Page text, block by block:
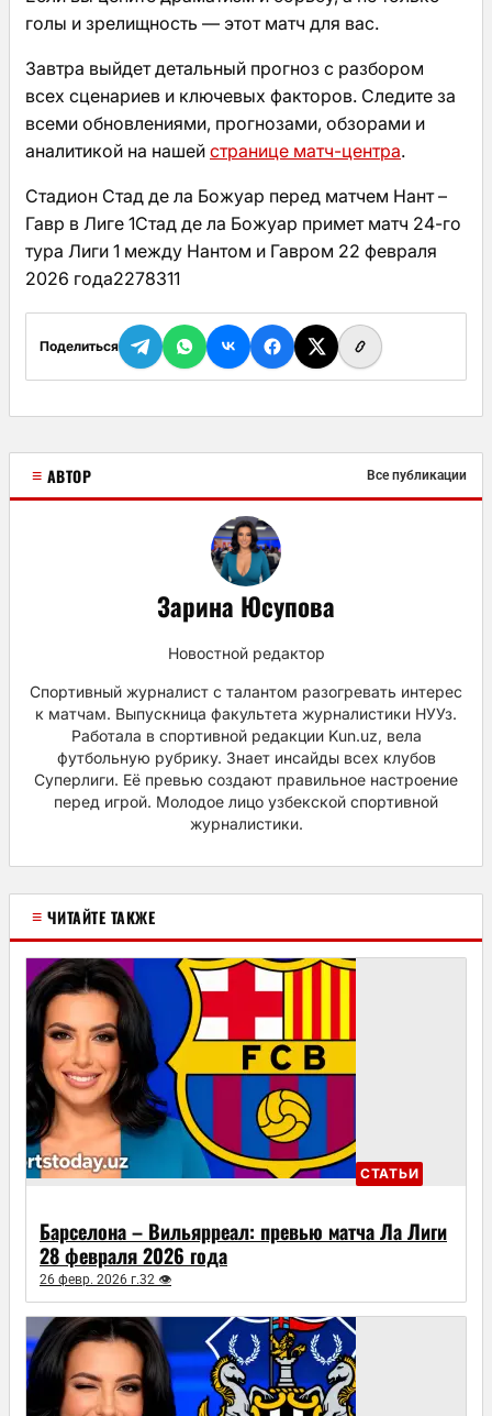
голы и зрелищность — этот матч для вас.
Завтра выйдет детальный прогноз с разбором
всех сценариев и ключевых факторов. Следите за
всеми обновлениями, прогнозами, обзорами и
аналитикой на нашей странице матч-центра.
Стадион Стад де ла Божуар перед матчем Нант –
Гавр в Лиге 1Стад де ла Божуар примет матч 24-го
тура Лиги 1 между Нантом и Гавром 22 февраля
2026 года2278311
Поделиться
≡ АВТОР Все публикации
Зарина Юсупова
Новостной редактор
Спортивный журналист с талантом разогревать интерес
к матчам. Выпускница факультета журналистики НУУз.
Работала в спортивной редакции Kun.uz, вела
футбольную рубрику. Знает инсайды всех клубов
Суперлиги. Её превью создают правильное настроение
перед игрой. Молодое лицо узбекской спортивной
журналистики.
≡ ЧИТАЙТЕ ТАКЖЕ
СТАТЬИ
Барселона – Вильярреал: превью матча Ла Лиги
28 февраля 2026 года
26 февр. 2026 г.32 👁